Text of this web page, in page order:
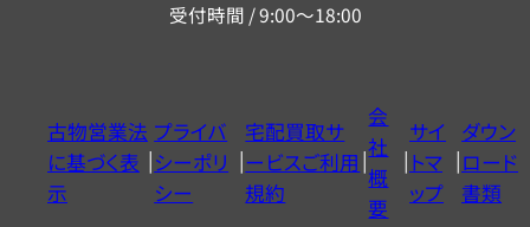
ー
ヤ
ル
0120604117
受付時間 / 9:00～18:00
古物営業法
に基づく表
示
プライバ
シーポリ
シー
宅配買取サ
ービスご利用
規約
会
社
概
要
サイ
トマ
ップ
ダウン
ロード
書類